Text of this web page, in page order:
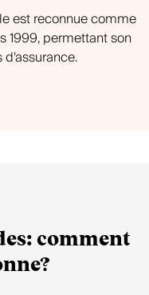
est reconnue comme
permettant son
comment